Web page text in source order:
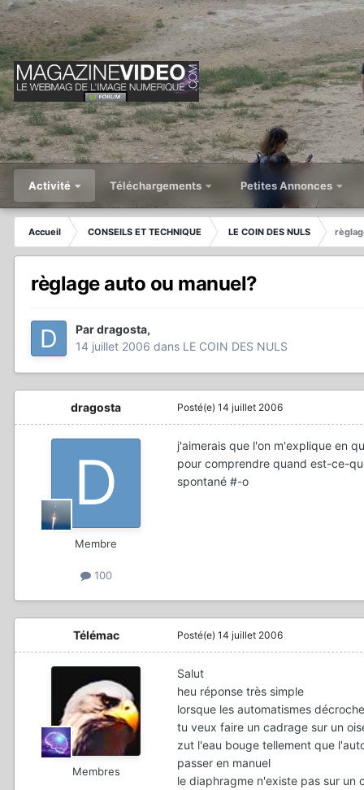
Activité Téléchargements Petites Annonces
Accueil CONSEILS ET TECHNIQUE LE COIN DES NULS
règlage auto ou manuel?
Pardragosta,
14 juillet 2006 dans LE COIN DES NULS
dragosta
Membre
100
Posté(e) 14 juillet 2006
j'aimerais que l'on m'explique en
pour comprendre quand est-ce-
spontané #-o
Télémac
Membres
Posté(e) 14 juillet 2006
Salut
heu réponse très simple
lorsque les automatismes
tu veux faire un cadrage sur un
zut l'eau bouge tellement que
passer en manuel
le diaphragme n'existe pas sur un